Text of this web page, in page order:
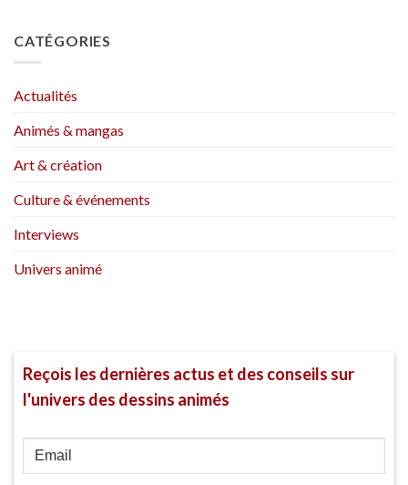
CATÉGORIES
Actualités
Animés & mangas
Art & création
Culture & événements
Interviews
Univers animé
Reçois les dernières actus et des conseils sur
l'univers des dessins animés